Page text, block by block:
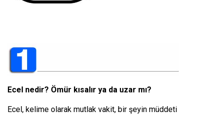
Ecel nedir? Ömür kısalır ya da uzar mı?
Ecel, kelime olarak mutlak vakit, bir şeyin müddeti